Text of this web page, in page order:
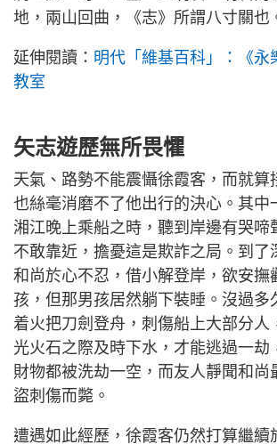
地，兩山回曲，《志》所謂八寸關也
延伸閱讀： 明代「維基百科」：《永
教室
矢志遊歷無所畏懼
天氣、路勢不能震懾徐霞客，而就算
也絲毫消磨不了他出行的決心。其中
湘江晚上乘船之時，聽到岸邊有哭啼
不敢靠近，擔憂這是欺詐之局。到了
和尚於心不忍，借小解登岸，欲安撫
孩，但那男孩居然躺下裝睡。沒過多
着火把刀劍登舟，刺傷船上大部分人
光火石之際及時下水，才能逃過一劫
財物都被洗劫一空，而友人靜聞和尚
盜刺傷而斃。
遭遇如此經歷，徐霞客仍然打算繼續